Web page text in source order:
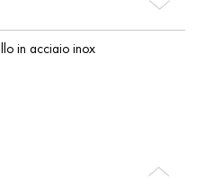
in acciaio inox